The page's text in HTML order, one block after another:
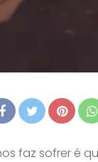
faz sofrer é